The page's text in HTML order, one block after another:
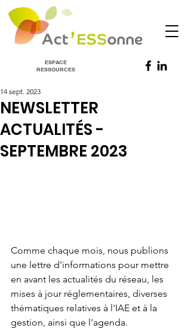
ESPACE
RESSOURCES
NEWSLETTER
ACTUALITÉS -
SEPTEMBRE 2023
14 sept. 2023
Comme chaque mois, nous publions
une lettre d'informations pour mettre
en avant les actualités du réseau, les
mises à jour réglementaires, diverses
thématiques relatives à l'IAE et à la
gestion, ainsi que l'agenda.